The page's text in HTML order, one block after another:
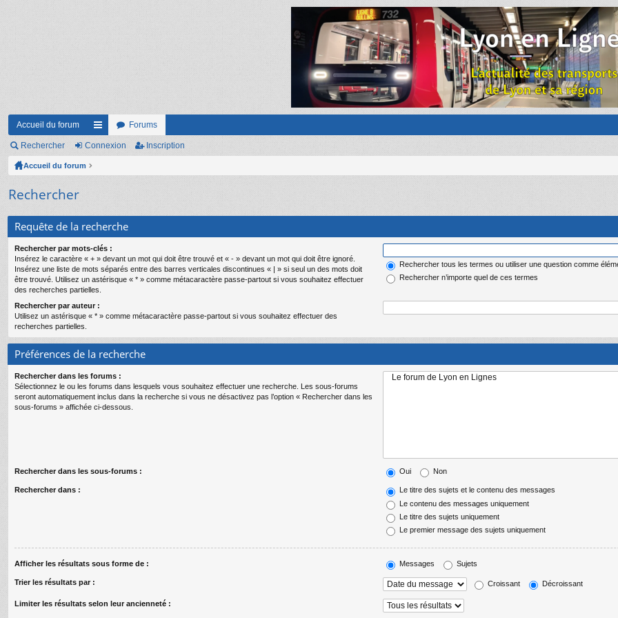
Accueil du forum
ac
s
Forums
Rechercher Connexion Inscription
Accueil du forum
Rechercher
Requête de la recherche
Rechercher par mots-clés :
Insérez le caractère « + » devant un mot qui doit être trouvé et « - » devant un mot qui doit être ignoré.
Insérez une liste de mots séparés entre des barres verticales discontinues « | » si seul un des mots doit
être trouvé. Utilisez un astérisque « * » comme métacaractère passe-partout si vous souhaitez effectuer
des recherches partielles.
Rechercher tous les termes ou utiliser une question comme
Rechercher n’importe quel de ces termes
Rechercher par auteur :
Utilisez un astérisque « * » comme métacaractère passe-partout si vous souhaitez effectuer des
recherches partielles.
Préférences de la recherche
Rechercher dans les forums :
Sélectionnez le ou les forums dans lesquels vous souhaitez effectuer une recherche. Les sous-forums
seront automatiquement inclus dans la recherche si vous ne désactivez pas l’option « Rechercher dans les
sous-forums » affichée ci-dessous.
Rechercher dans les sous-forums : Oui Non
Rechercher dans :
Le titre des sujets et le contenu des messages
Le contenu des messages uniquement
Le titre des sujets uniquement
Le premier message des sujets uniquement
Afficher les résultats sous forme de : Messages Sujets
Trier les résultats par : Croissant Décroissant
Limiter les résultats selon leur ancienneté :